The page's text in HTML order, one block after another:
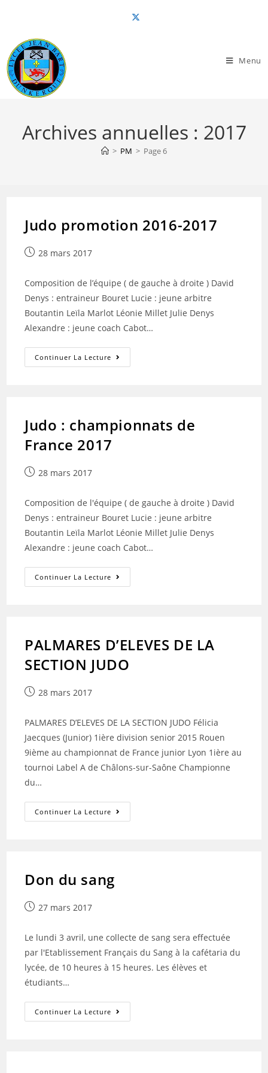
content
Menu
Archives annuelles : 2017
> PM > Page 6
Judo promotion 2016-2017
Publication
28 mars 2017
Composition de l’équipe ( de gauche à droite ) David
Denys : entraineur Bouret Lucie : jeune arbitre
Boutantin Leïla Marlot Léonie Millet Julie Denys
Alexandre : jeune coach Cabot…
Continuer La Lecture Judo
Promotion
Judo : championnats de
France 2017
Publication
28 mars 2017
Composition de l'équipe ( de gauche à droite ) David
Denys : entraineur Bouret Lucie : jeune arbitre
Boutantin Leïla Marlot Léonie Millet Julie Denys
Alexandre : jeune coach Cabot…
Continuer La Lecture Judo
:
PALMARES D’ELEVES DE LA
SECTION JUDO
Publication
28 mars 2017
PALMARES D’ELEVES DE LA SECTION JUDO Félicia
Jaecques (Junior) 1ière division senior 2015 Rouen
9ième au championnat de France junior Lyon 1ière au
tournoi Label A de Châlons-sur-Saône Championne
du…
Continuer La Lecture PALMARES
D’ELEVES
Don du sang
Publication
27 mars 2017
Le lundi 3 avril, une collecte de sang sera effectuée
par l'Etablissement Français du Sang à la cafétaria du
lycée, de 10 heures à 15 heures. Les élèves et
étudiants…
Continuer La Lecture Don
Du